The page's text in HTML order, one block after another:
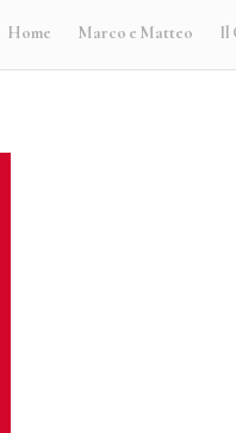
Home Marco e Matteo Il